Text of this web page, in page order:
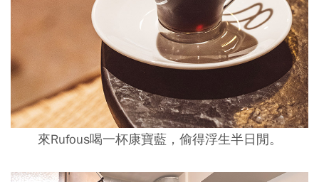
來Rufous喝一杯康寶藍，偷得浮生半日閒。